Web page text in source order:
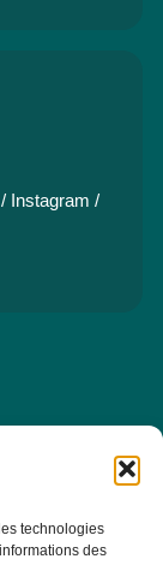
technologies
des
/ Instagram /
coordonnées